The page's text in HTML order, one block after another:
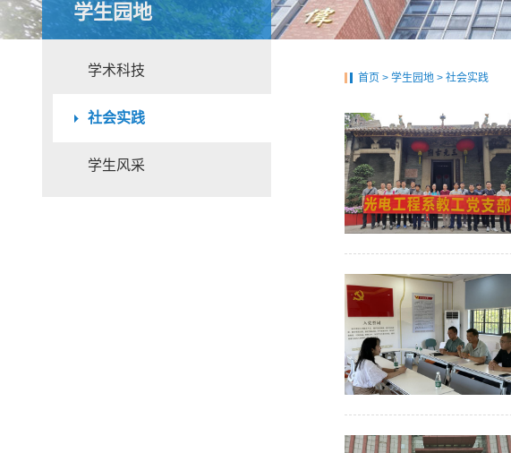
学生园地
学术科技
社会实践
学生风采
首页 > 学生园地> 社会实践